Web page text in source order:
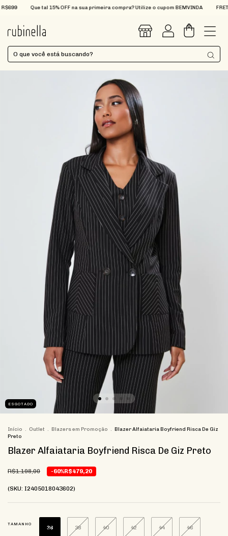
Que tal 15% OFF na sua primeira compra? Utilize o cupom BEMVINDA FRETE
0
ESGOTADO
Início . Outlet . Blazers em Promoção . Blazer Alfaiataria Boyfriend Risca De Giz
Preto
Blazer Alfaiataria Boyfriend Risca De Giz Preto
R$1.198,00 -60%R$479,20
(SKU: I2405018043602)
TAMANHO
36 38 40 42 44 46